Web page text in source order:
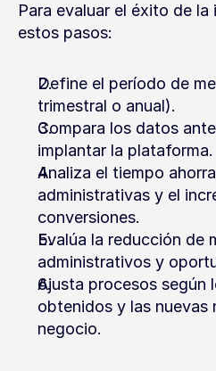
Para evaluar el éxito de
estos pasos:
Define el período de
trimestral o anual).
Compara los datos
implantar la plataforma.
Analiza el tiempo
administrativas y el
conversiones.
Evalúa la reducción de
administrativos y
Ajusta procesos según
obtenidos y las nuevas
negocio.